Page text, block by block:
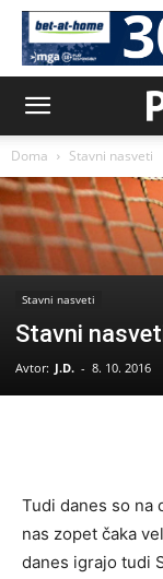
Doma Stavni nasveti
Stavni nasveti
Stavni
Avtor: J.D. - 8. 10. 2016
Tudi danes so na
nas zopet čaka
danes igrajo tudi